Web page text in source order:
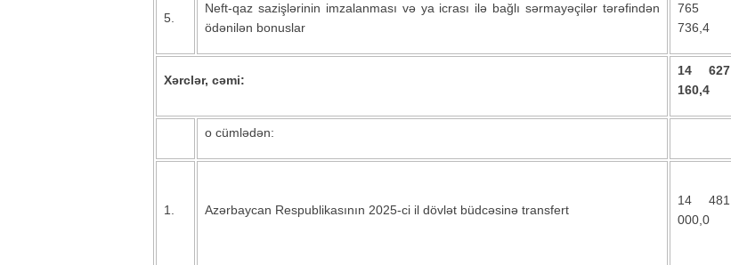
5.
Neft-qaz sazişlərinin imzalanması və ya icrası ilə bağlı sərmayəçilər tərəfindən
ödənilən bonuslar
765
736,4
Xərclər, cəmi:
14 627
160,4
o cümlədən:
1. Azərbaycan Respublikasının 2025-ci il dövlət büdcəsinə transfert
14 481
000,0